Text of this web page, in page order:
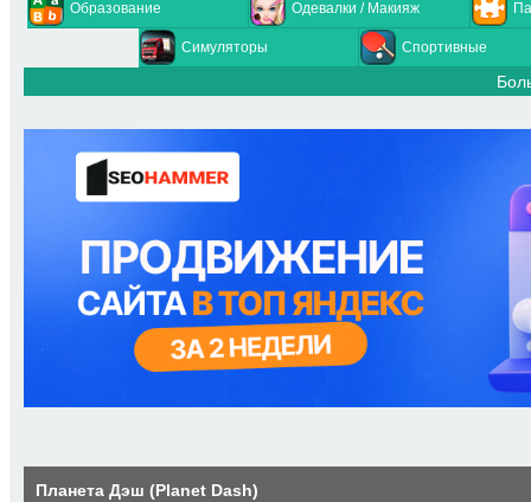
Образование Одевалки / Макияж
Симуляторы Спортивные
Планета Дэш (Planet Dash)